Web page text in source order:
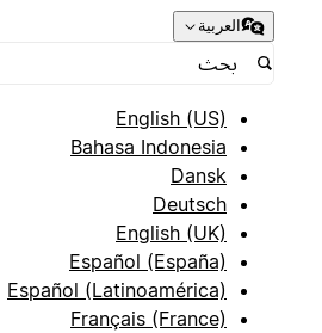
العربية
English (US)
Bahasa Indonesia
Dansk
Deutsch
English (UK)
Español (España)
Español (Latinoamérica)
Français (France)